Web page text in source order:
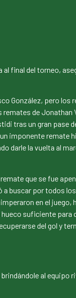
al final del torneo,
González, pero los
de Jonathan
tras un gran pase
imponente remate
darle la vuelta al
que se fue
a buscar por todos
en el juego,
suficiente para
del gol y
al equipo